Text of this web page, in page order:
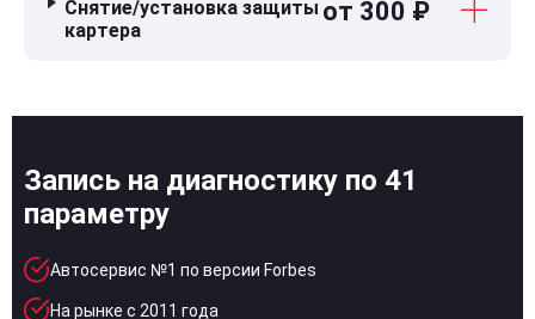
Снятие/установка защиты
картера
от 300 ₽
Запись на диагностику по 41
параметру
Автосервис №1 по версии Forbes
На рынке с 2011 года